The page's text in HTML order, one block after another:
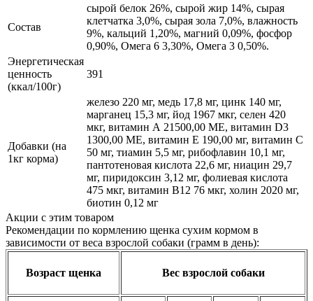
Состав
сырой белок 26%, сырой жир 14%, сырая
клетчатка 3,0%, сырая зола 7,0%, влажность
9%, кальций 1,20%, магний 0,09%, фосфор
0,90%, Омега 6 3,30%, Омега 3 0,50%.
Энергетическая
ценность
(ккал/100г)
391
Добавки (на
1кг корма)
железо 220 мг, медь 17,8 мг, цинк 140 мг,
марганец 15,3 мг, йод 1967 мкг, селен 420
мкг, витамин А 21500,00 МЕ, витамин D3
1300,00 МЕ, витамин Е 190,00 мг, витамин C
50 мг, тиамин 5,5 мг, рибофлавин 10,1 мг,
пантотеновая кислота 22,6 мг, ниацин 29,7
мг, пиридоксин 3,12 мг, фолиевая кислота
475 мкг, витамин В12 76 мкг, холин 2020 мг,
биотин 0,12 мг
Акции с этим товаром
Рекомендации по кормлению щенка сухим кормом в
зависимости от веса взрослой собаки (грамм в день):
Возраст щенка Вес взрослой собаки